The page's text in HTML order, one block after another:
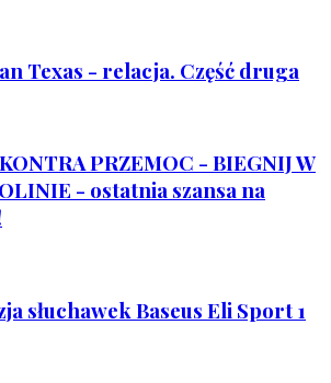
Texas - relacja. Część druga
PRZEMOC - BIEGNIJ W
- ostatnia szansa na
słuchawek Baseus Eli Sport 1